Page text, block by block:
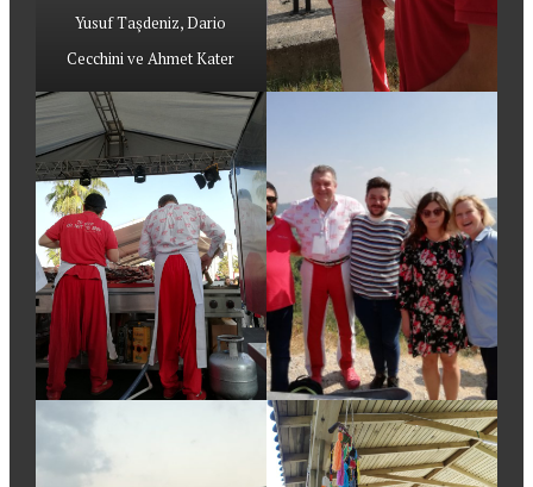
Yusuf Taşdeniz, Dario
Cecchini ve Ahmet Kater